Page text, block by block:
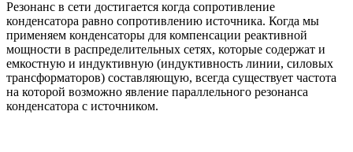
Резонанс в сети достигается когда сопротивление
конденсатора равно сопротивлению источника. Когда мы
применяем конденсаторы для компенсации реактивной
мощности в распределительных сетях, которые содержат и
емкостную и индуктивную (индуктивность линии, силовых
трансформаторов) составляющую, всегда существует частота
на которой возможно явление параллельного резонанса
конденсатора с источником.